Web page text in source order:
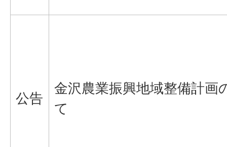
公告
金沢農業振興地域整備計画
て